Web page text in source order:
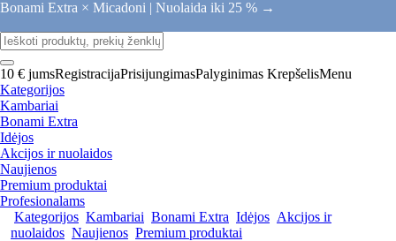
Bonami Extra × Micadoni | Nuolaida iki 25 % →
10 € jumsRegistracijaPrisijungimasPalyginimas KrepšelisMenu
Kategorijos
Kambariai
Bonami Extra
Idėjos
Akcijos ir nuolaidos
Naujienos
Premium produktai
Profesionalams
Kategorijos Kambariai Bonami Extra Idėjos Akcijos ir
nuolaidos Naujienos Premium produktai